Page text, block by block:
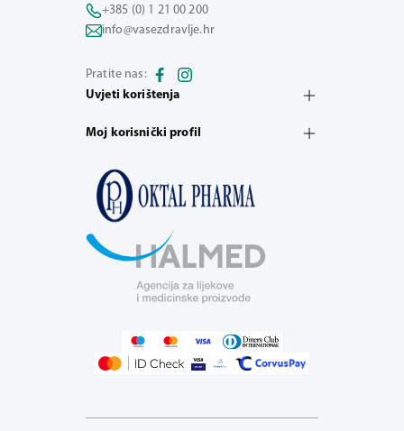
+385 (0) 1 21 00 200
info@vasezdravlje.hr
Pratite nas:
Uvjeti korištenja
Moj korisnički profil